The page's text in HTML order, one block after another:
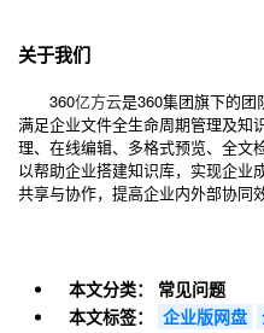
关于我们
360亿方云是360集团旗下的
满足企业文件全生命周期管理及知
理、在线编辑、多格式预览、全文
以帮助企业搭建知识库，实现企业
共享与协作，提高企业内外部协同
本文分类：
常见问题
本文标签：
企业版网盘